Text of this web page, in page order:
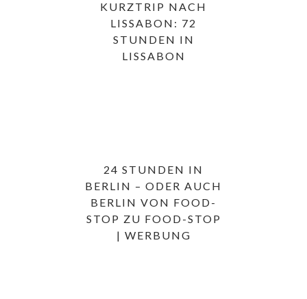
KURZTRIP NACH
LISSABON: 72
STUNDEN IN
LISSABON
24 STUNDEN IN
BERLIN – ODER AUCH
BERLIN VON FOOD-
STOP ZU FOOD-STOP
| WERBUNG